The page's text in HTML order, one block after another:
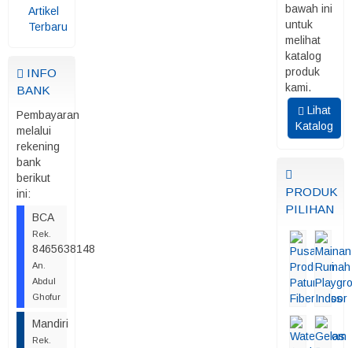
Artikel
Terbaru
INFO
BANK
Pembayaran
melalui
rekening
bank
berikut
ini:
BCA
Rek.
8465638148
An.
Abdul
Ghofur
Mandiri
Rek.
bawah ini
untuk
melihat
katalog
produk
kami.
Lihat
Katalog
PRODUK
PILIHAN